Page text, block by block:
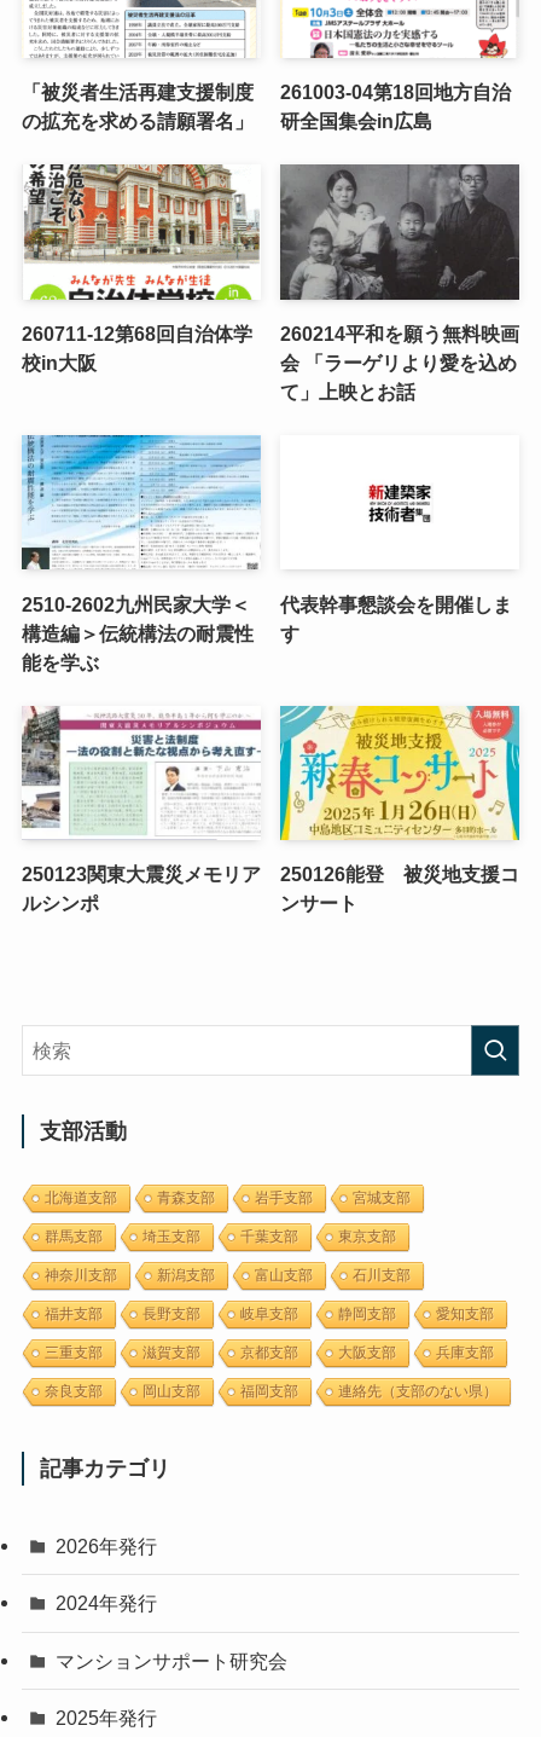
「被災者生活再建支援制度
の拡充を求める請願署名」
261003-04第18回地方自治
研全国集会in広島
260711-12第68回自治体学
校in大阪
260214平和を願う無料映画
会 「ラーゲリより愛を込め
て」上映とお話
2510-2602九州民家大学＜
構造編＞伝統構法の耐震性
能を学ぶ
代表幹事懇談会を開催しま
す
250123関東大震災メモリア
ルシンポ
250126能登 被災地支援コ
ンサート
支部活動
北海道支部 青森支部 岩手支部 宮城支部
群馬支部 埼玉支部 千葉支部 東京支部
神奈川支部 新潟支部 富山支部 石川支部
福井支部 長野支部 岐阜支部 静岡支部 愛知支部
三重支部 滋賀支部 京都支部 大阪支部 兵庫支部
奈良支部 岡山支部 福岡支部 連絡先（支部のない県）
記事カテゴリ
2026年発行
2024年発行
マンションサポート研究会
2025年発行